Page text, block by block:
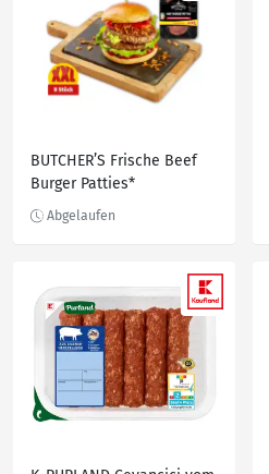
BUTCHER’S Frische Beef
Burger Patties*